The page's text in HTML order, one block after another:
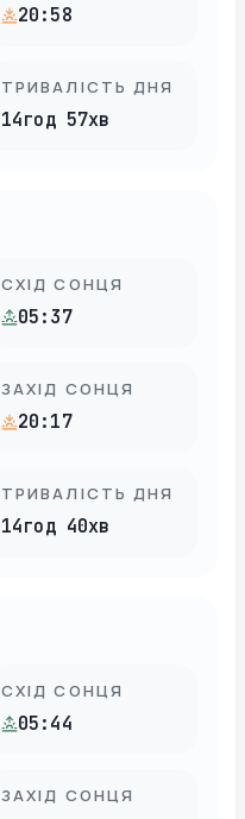
20:58
ТРИВАЛІСТЬ ДНЯ
14год 57хв
СХІД СОНЦЯ
05:37
ЗАХІД СОНЦЯ
20:17
ТРИВАЛІСТЬ ДНЯ
14год 40хв
СХІД СОНЦЯ
05:44
ЗАХІД СОНЦЯ